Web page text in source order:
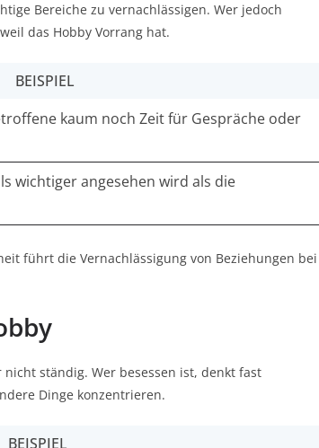
Bereiche zu vernachlässigen. Wer jedoch
das Hobby Vorrang hat.
BEISPIEL
kaum noch Zeit für Gespräche oder
wichtiger angesehen wird als die
führt die Vernachlässigung von Beziehungen bei
ständig. Wer besessen ist, denkt fast
Dinge konzentrieren.
BEISPIEL